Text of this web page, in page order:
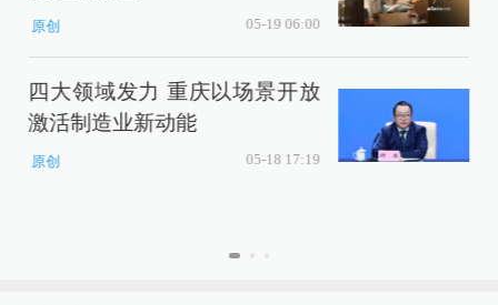
原创 05-19 06:00
四大领域发力 重庆以场景开放
激活制造业新动能
原创 05-18 17:19